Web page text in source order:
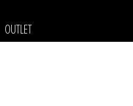
OUTLET